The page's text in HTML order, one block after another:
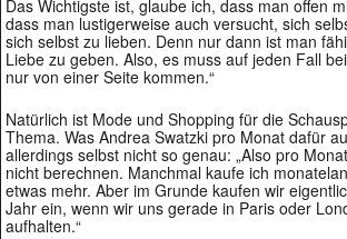
Das Wichtigste ist, glaube ich, dass man offen
dass man lustigerweise auch versucht, sich
sich selbst zu lieben. Denn nur dann ist man
Liebe zu geben. Also, es muss auf jeden Fall
nur von einer Seite kommen.“
Natürlich ist Mode und Shopping für die
Thema. Was Andrea Swatzki pro Monat dafür
allerdings selbst nicht so genau: „Also pro
nicht berechnen. Manchmal kaufe ich
etwas mehr. Aber im Grunde kaufen wir
Jahr ein, wenn wir uns gerade in Paris oder
aufhalten.“